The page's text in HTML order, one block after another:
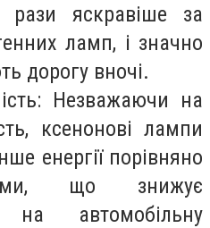
яскравіше за
ламп, і значно
дорогу вночі.
Незважаючи на
ксенонові лампи
енергії порівняно
що знижує
на автомобільну